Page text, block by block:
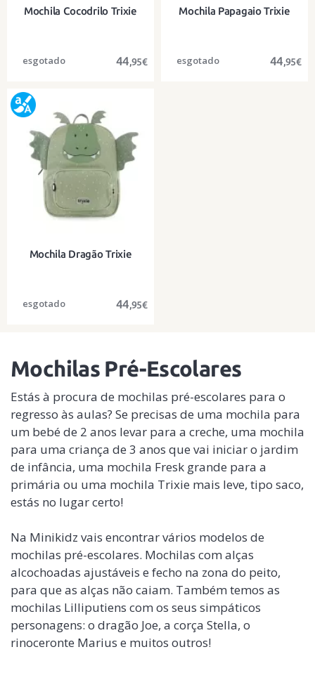
Mochila Cocodrilo Trixie
44,95€
Uma mochila divertida em algodão
orgânico para os mais pequenos
Mochila Papagaio Trixie
44,95€
Mochila Dragão Trixie
44,95€
Uma mochila divertida em algodão
orgânico para os mais pequenos
Mochilas Pré-Escolares
Estás à procura de mochilas pré-escolares para o
regresso às aulas? Se precisas de uma mochila para
um bebé de 2 anos levar para a creche, uma mochila
para uma criança de 3 anos que vai iniciar o jardim
de infância, uma mochila Fresk grande para a
primária ou uma mochila Trixie mais leve, tipo saco,
estás no lugar certo!
Na Minikidz vais encontrar vários modelos de
mochilas pré-escolares. Mochilas com alças
alcochoadas ajustáveis e fecho na zona do peito,
para que as alças não caiam. Também temos as
mochilas Lilliputiens com os seus simpáticos
personagens: o dragão Joe, a corça Stella, o
rinoceronte Marius e muitos outros!